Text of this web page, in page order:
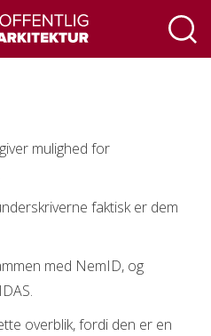
mulighed for
faktisk er dem
med NemID, og
overblik, fordi den er en